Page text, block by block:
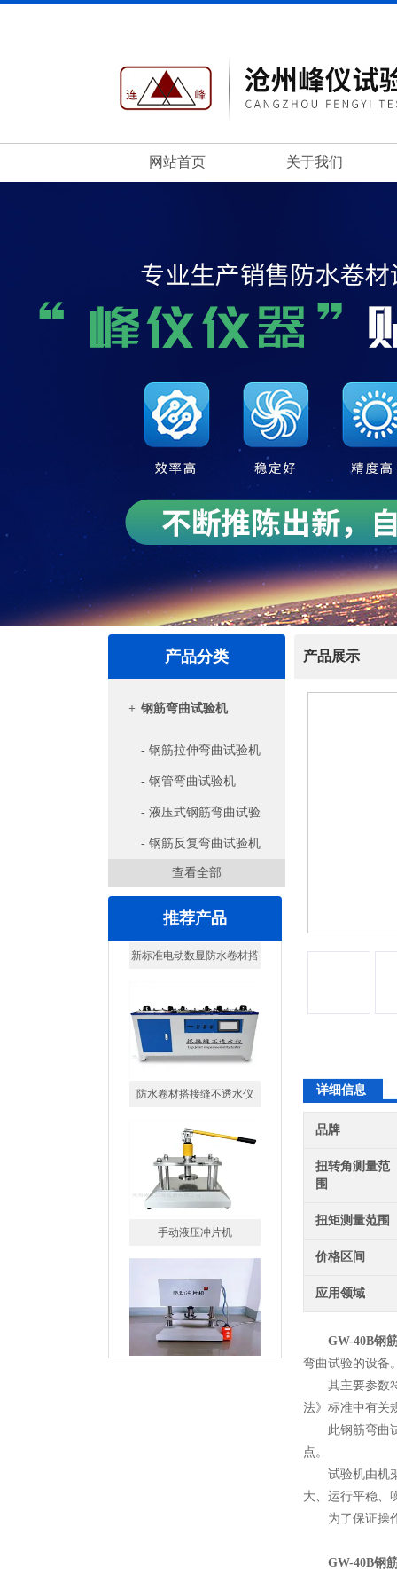
网站首页 关于我们
产品分类
+ 钢筋弯曲试验机
- 钢筋拉伸弯曲试验机
- 钢管弯曲试验机
- 液压式钢筋弯曲试验
- 钢筋反复弯曲试验机
查看全部
推荐产品
防水卷材搭接缝不透水仪
手动液压冲片机
峰仪橡胶防水卷材电动冲片
产品展示
详细信息
品牌
扭转角测量范
围
扭矩测量范围
价格区间
应用领域
GW-40B钢
弯曲试验的设备。
其主要参数符
法》标准中有关
此钢筋弯曲试
点。
试验机由机架
大、运行平稳、
为了保证操作
GW-40B钢